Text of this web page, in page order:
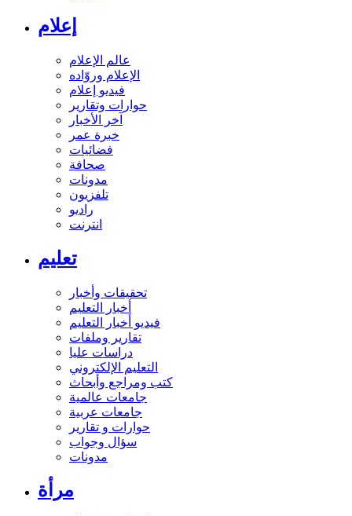
إعلام
عالم الإعلام
الإعلام وروّاده
فيديو إعلام
حوارات وتقارير
آخر الأخبار
خبرة عمر
فضائيات
صحافة
مدونات
تلفزيون
راديو
انترنت
تعليم
تحقيقات وأخبار
أخبار التعليم
فيديو أخبار التعليم
تقارير وملفات
دراسات عليا
التعليم الإلكتروني
كتب ومراجع وأبحاث
جامعات عالمية
جامعات عربية
حوارات و تقارير
سؤال وجواب
مدونات
مرأة